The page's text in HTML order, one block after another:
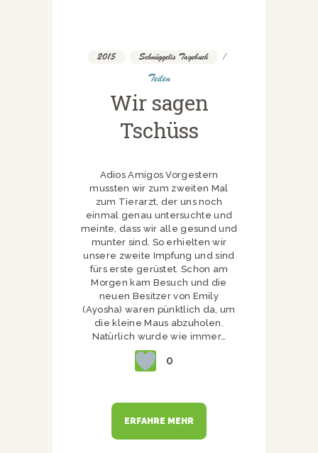
2015 Schnüggelis Tagebuch
Teilen
Wir sagen
Tschüss
Adios Amigos Vorgestern
mussten wir zum zweiten Mal
zum Tierarzt, der uns noch
einmal genau untersuchte und
meinte, dass wir alle gesund und
munter sind. So erhielten wir
unsere zweite Impfung und sind
fürs erste gerüstet. Schon am
Morgen kam Besuch und die
neuen Besitzer von Emily
(Ayosha) waren pünktlich da, um
die kleine Maus abzuholen.
Natürlich wurde wie immer…
0
ERFAHRE MEHR